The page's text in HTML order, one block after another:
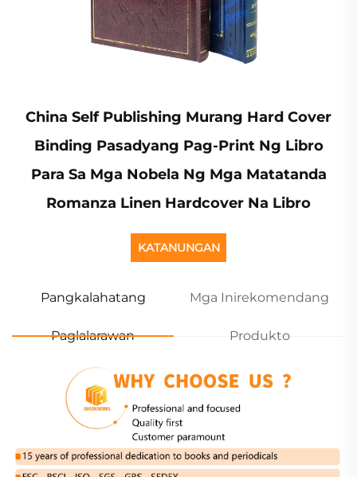
China Self Publishing Murang Hard Cover
Binding Pasadyang Pag-Print Ng Libro
Para Sa Mga Nobela Ng Mga Matatanda
Romanza Linen Hardcover Na Libro
KATANUNGAN
Pangkalahatang
Paglalarawan
Mga Inirekomendang
Produkto